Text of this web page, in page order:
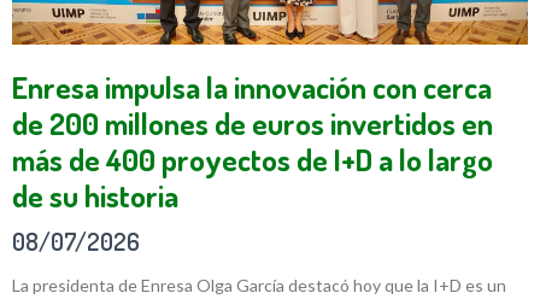
Enresa impulsa la innovación con cerca
de 200 millones de euros invertidos en
más de 400 proyectos de I+D a lo largo
de su historia
08/07/2026
La presidenta de Enresa Olga García destacó hoy que la I+D es un